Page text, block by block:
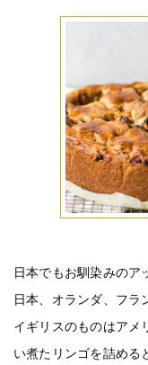
日本でもお馴染みのア
日本、オランダ、フラ
イギリスのものはアメ
い煮たリンゴを詰める